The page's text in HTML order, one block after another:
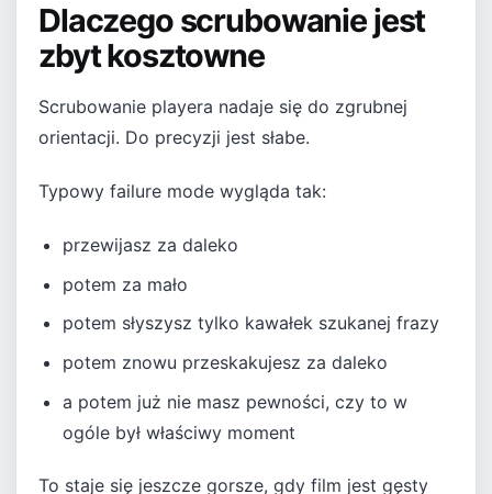
Dlaczego scrubowanie jest
zbyt kosztowne
Scrubowanie playera nadaje się do zgrubnej
orientacji. Do precyzji jest słabe.
Typowy failure mode wygląda tak:
przewijasz za daleko
potem za mało
potem słyszysz tylko kawałek szukanej frazy
potem znowu przeskakujesz za daleko
a potem już nie masz pewności, czy to w
ogóle był właściwy moment
To staje się jeszcze gorsze, gdy film jest gęsty